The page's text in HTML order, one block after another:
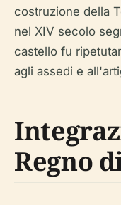
costruzione della
nel XIV secolo
castello fu
agli assedi e
Regno